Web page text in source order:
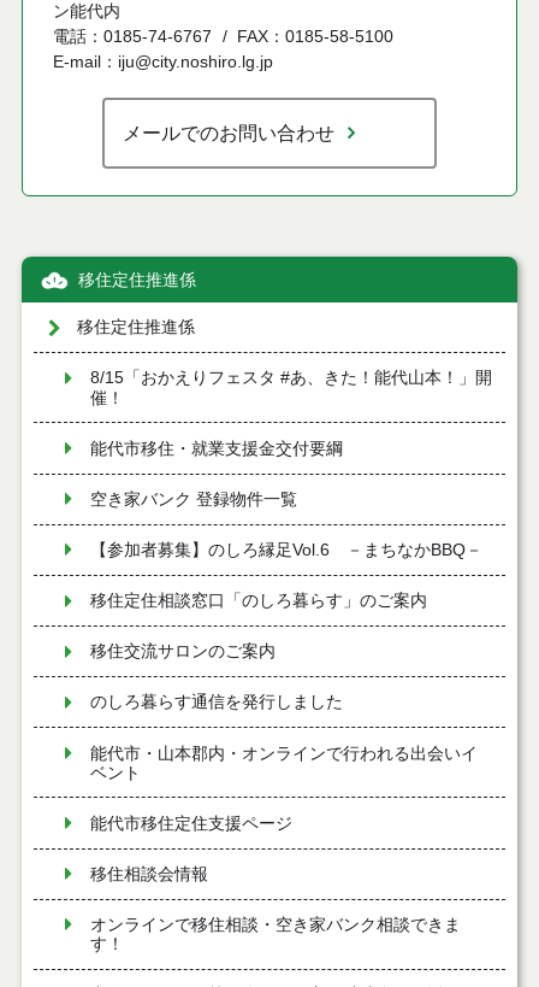
ン能代内
電話：0185-74-6767
FAX：0185-58-5100
E-mail：iju@city.noshiro.lg.jp
メールでのお問い合わせ
移住定住推進係
移住定住推進係
8/15「おかえりフェスタ #あ、きた！能代山本！」開
催！
能代市移住・就業支援金交付要綱
空き家バンク 登録物件一覧
【参加者募集】のしろ縁足Vol.6 －まちなかBBQ－
移住定住相談窓口「のしろ暮らす」のご案内
移住交流サロンのご案内
のしろ暮らす通信を発行しました
能代市・山本郡内・オンラインで行われる出会いイ
ベント
能代市移住定住支援ページ
移住相談会情報
オンラインで移住相談・空き家バンク相談できま
す！